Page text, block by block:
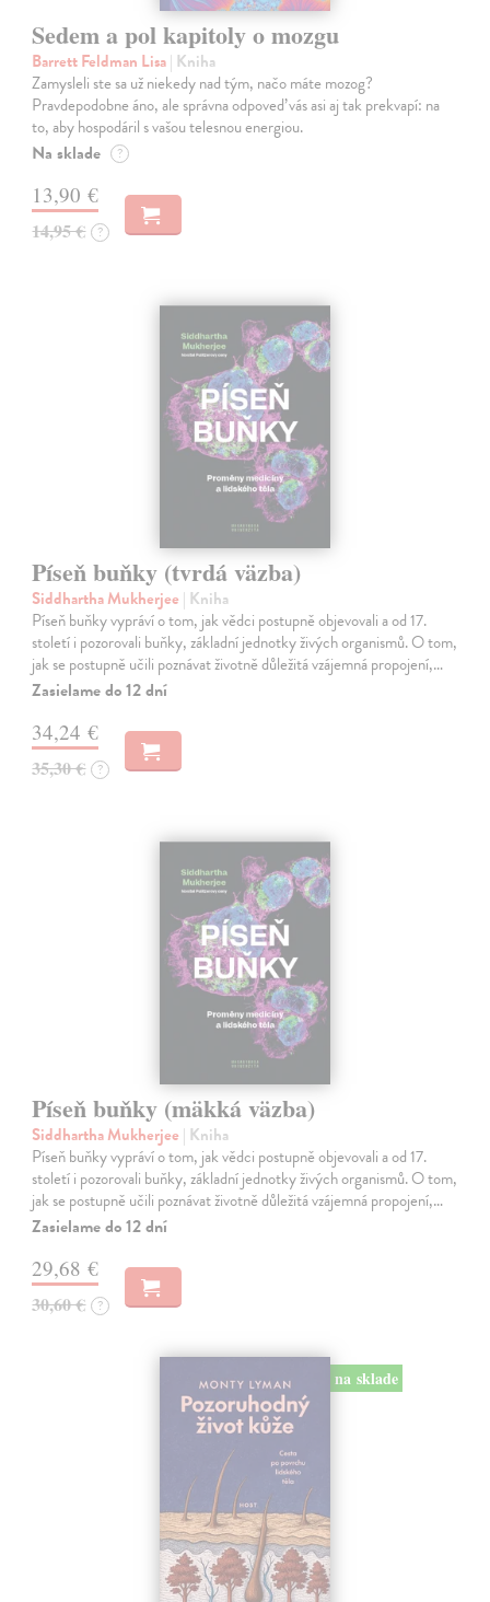
Sedem a pol kapitoly o mozgu
Barrett Feldman Lisa| Kniha
Zamysleli ste sa už niekedy nad tým, načo máte mozog?
Pravdepodobne áno, ale správna odpoveď vás asi aj tak prekvapí: na
to, aby hospodáril s vašou telesnou energiou.
Na sklade ?
13,90 €
14,95 € ?
Píseň buňky (tvrdá väzba)
Siddhartha Mukherjee | Kniha
Píseň buňky vypráví o tom, jak vědci postupně objevovali a od 17.
století i pozorovali buňky, základní jednotky živých organismů. O tom,
jak se postupně učili poznávat životně důležitá vzájemná propojení,…
Zasielame do 12 dní
34,24 €
35,30 € ?
Píseň buňky (mäkká väzba)
Siddhartha Mukherjee | Kniha
Píseň buňky vypráví o tom, jak vědci postupně objevovali a od 17.
století i pozorovali buňky, základní jednotky živých organismů. O tom,
jak se postupně učili poznávat životně důležitá vzájemná propojení,…
Zasielame do 12 dní
29,68 €
30,60 € ?
na sklade